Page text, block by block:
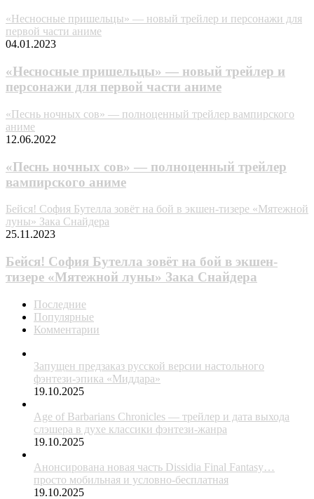
«Несносные пришельцы» — новый трейлер и персонажи для
первой части аниме
04.01.2023
«Несносные пришельцы» — новый трейлер и
персонажи для первой части аниме
«Песнь ночных сов» — полноценный трейлер вампирского
аниме
12.06.2022
«Песнь ночных сов» — полноценный трейлер
вампирского аниме
Бейся! София Бутелла зовёт на бой в экшен-тизере «Мятежной
луны» Зака Снайдера
25.11.2023
Бейся! София Бутелла зовёт на бой в экшен-
тизере «Мятежной луны» Зака Снайдера
Последние
Популярные
Комментарии
Запущен предзаказ русской версии настольного
фэнтези-эпика «Миддара»
19.10.2025
Age of Barbarians Chronicles — трейлер и дата выхода
слэшера в духе классики фэнтези-жанра
19.10.2025
Анонсирована новая часть Dissidia Final Fantasy…
просто мобильная и условно-бесплатная
19.10.2025